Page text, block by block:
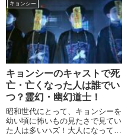
キョンシー
キョンシーのキャストで死
亡・亡くなった人は誰でい
つ？霊幻・幽幻道士！
昭和世代にとって、キョンシーを
幼い頃に怖いもの見たさで見てい
た人は多いハズ！大人になって、